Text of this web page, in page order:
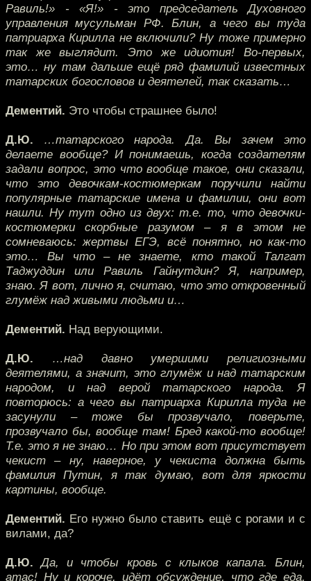
Равиль!» - «Я!» - это председатель Духовного
управления мусульман РФ. Блин, а чего вы туда
патриарха Кирилла не включили? Ну тоже примерно
так же выглядит. Это же идиотия! Во-первых,
это… ну там дальше ещё ряд фамилий известных
татарских богословов и деятелей, так сказать…
Дементий. Это чтобы страшнее было!
Д.Ю. …татарского народа. Да. Вы зачем это
делаете вообще? И понимаешь, когда создателям
задали вопрос, это что вообще такое, они сказали,
что это девочкам-костюмеркам поручили найти
популярные татарские имена и фамилии, они вот
нашли. Ну тут одно из двух: т.е. то, что девочки-
костюмерки скорбные разумом – я в этом не
сомневаюсь: жертвы ЕГЭ, всё понятно, но как-то
это… Вы что – не знаете, кто такой Талгат
Таджуддин или Равиль Гайнутдин? Я, например,
знаю. Я вот, лично я, считаю, что это откровенный
глумёж над живыми людьми и…
Дементий. Над верующими.
Д.Ю. …над давно умершими религиозными
деятелями, а значит, это глумёж и над татарским
народом, и над верой татарского народа. Я
повторюсь: а чего вы патриарха Кирилла туда не
засунули – тоже бы прозвучало, поверьте,
прозвучало бы, вообще там! Бред какой-то вообще!
Т.е. это я не знаю… Но при этом вот присутствует
чекист – ну, наверное, у чекиста должна быть
фамилия Путин, я так думаю, вот для яркости
картины, вообще.
Дементий. Его нужно было ставить ещё с рогами и с
вилами, да?
Д.Ю. Да, и чтобы кровь с клыков капала. Блин,
атас! Ну и короче, идёт обсуждение, что где еда,